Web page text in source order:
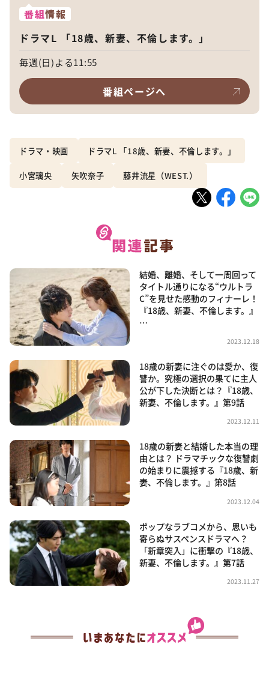
番組情報
ドラマL 「18歳、新妻、不倫します。」
毎週(日)よる11:55
番組ページへ
ドラマ・映画 ドラマL 「18歳、新妻、不倫します。」
小宮璃央 矢吹奈子 藤井流星（WEST.）
結婚、離婚、そして一周回って
タイトル通りになる“ウルトラ
C”を見せた感動のフィナーレ！
『18歳、新妻、不倫します。』
…
2023.12.18
18歳の新妻に注ぐのは愛か、復
讐か。究極の選択の果てに主人
公が下した決断とは？『18歳、
新妻、不倫します。』第9話
2023.12.11
18歳の新妻と結婚した本当の理
由とは？ ドラマチックな復讐劇
の始まりに震撼する『18歳、新
妻、不倫します。』第8話
2023.12.04
ポップなラブコメから、思いも
寄らぬサスペンスドラマへ？
「新章突入」に衝撃の『18歳、
新妻、不倫します。』第7話
2023.11.27